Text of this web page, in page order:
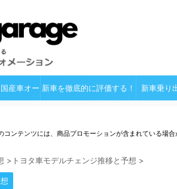
産車オー 新車を徹底的に評価する！ 新車乗り
ンテンツには、商品プロモーションが含まれている場合
> トヨタ車モデルチェンジ推移と予想 >